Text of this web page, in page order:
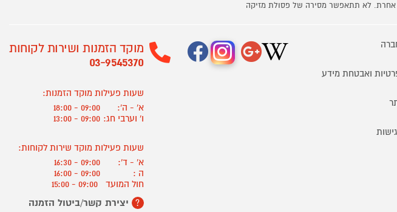
אחרת. לא תתאפשר מסירה של פסולת מזיקה
ואבטחת מידע
מוקד הזמנות ושירות לקוחות
03-9545370
שעות פעילות מוקד הזמנות:
א' - ה':
09:00 - 18:00
ו' וערבי חג: 09:00 - 13:00
שעות פעילות מוקד שירות לקוחות:
א' - ד':
09:00 - 16:30
ה :
09:00 - 16:00
חול המועד
09:00 - 15:00
?
יצירת קשר/ביטול הזמנה